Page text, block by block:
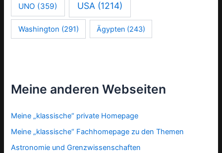
UNO (359) USA(1214)
Washington (291) Ägypten (243)
Meine anderen Webseiten
Meine „klassische“ private Homepage
Meine „klassische“ Fachhomepage zu den Themen
Astronomie und Grenzwissenschaften